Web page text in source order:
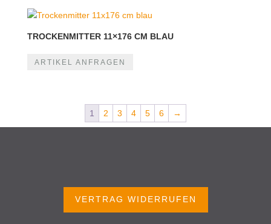
TROCKENMITTER 11×176 CM BLAU
ARTIKEL ANFRAGEN
1 2 3 4 5 6 →
VERTRAG WIDERRUFEN